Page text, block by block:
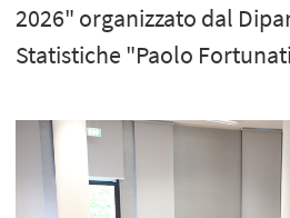
2026" organizzato dal
Statistiche "Paolo